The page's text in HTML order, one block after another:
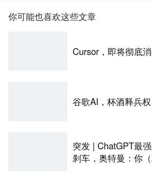
你可能也喜欢这些文章
Cursor，即将彻底
谷歌AI，杯酒释兵权
突发 | ChatGPT最
刹车，奥特曼：你